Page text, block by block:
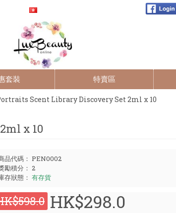
套裝 特賣區
Scent Library Discovery Set 2ml x 10
x 10
品代碼： PEN0002
勵積分： 2
存狀態： 有存貨
HK$298.0